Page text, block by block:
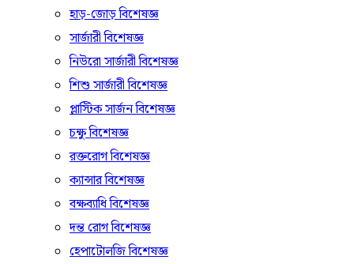
হাড়-জোড় বিশেষজ্ঞ
সার্জারী বিশেষজ্ঞ
নিউরো সার্জারী বিশেষজ্ঞ
শিশু সার্জারী বিশেষজ্ঞ
প্লাস্টিক সার্জন বিশেষজ্ঞ
চক্ষু বিশেষজ্ঞ
রক্তরোগ বিশেষজ্ঞ
ক্যান্সার বিশেষজ্ঞ
বক্ষব্যাধি বিশেষজ্ঞ
দন্ত রোগ বিশেষজ্ঞ
হেপাটোলজি বিশেষজ্ঞ